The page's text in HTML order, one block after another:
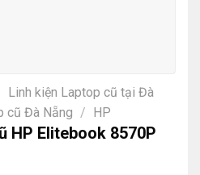
Linh kiện Laptop cũ tại Đà
cũ Đà Nẵng / HP
HP Elitebook 8570P